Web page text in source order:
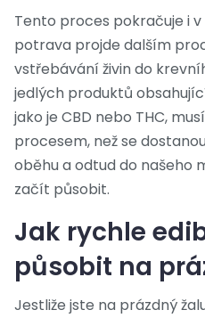
Tento proces pokračuje i
potrava projde dalším
vstřebávání živin do
jedlých produktů
jako je CBD nebo THC,
procesem, než se
oběhu a odtud do našeho
začít působit.
Jak rychle
působit na
Jestliže jste na prázdný